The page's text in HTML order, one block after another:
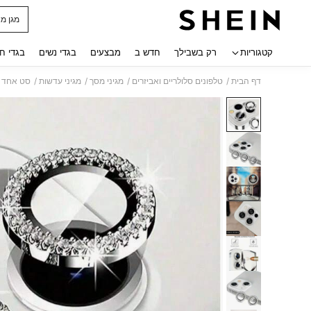
מגן
קטגוריות רק בשבילך חדש ב מבצעים בגדי נשים בגדי
דף הבית / טלפונים סלולריים ואביזרים / מגיני מסך / מגיני עדשות /